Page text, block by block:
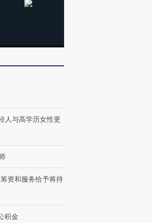
人与高学历女性更
资和服务给予将持
积金